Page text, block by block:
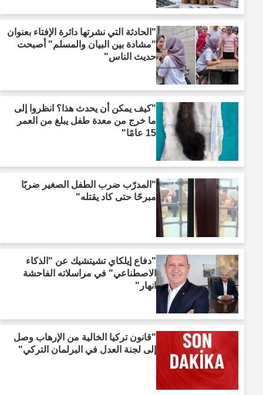
"الحادثة التي نشرتها دائرة الإفتاء بعنوان
"مشادة بين البيان والمسلم" أصبحت
حديث الناس"
"كيف يمكن أن يحدث هذا؟ انظروا إلى
ما خرج من معدة طفل يبلغ من العمر
15 عامًا"
"المدرّب ضرب الطفل الصغير ضربًا
مبرحًا حتى كاد يقتله"
"دفاع إيلكاي تشيتشيك عن "الذكاء
الاصطناعي" في مراسلاته الفاحشة
انهار"
"قانون تركيا الخالية من الإرهاب وصل
إلى لجنة العدل في البرلمان التركي"